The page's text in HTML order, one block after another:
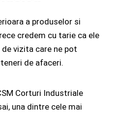
a produselor si
credem cu tarie ca ele
vizita care ne pot
de afaceri.
Corturi Industriale
una dintre cele mai